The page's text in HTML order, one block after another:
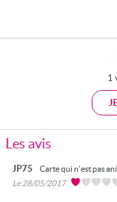
1
Les avis
JP75
Carte qui n'est pas
Le 28/05/2017